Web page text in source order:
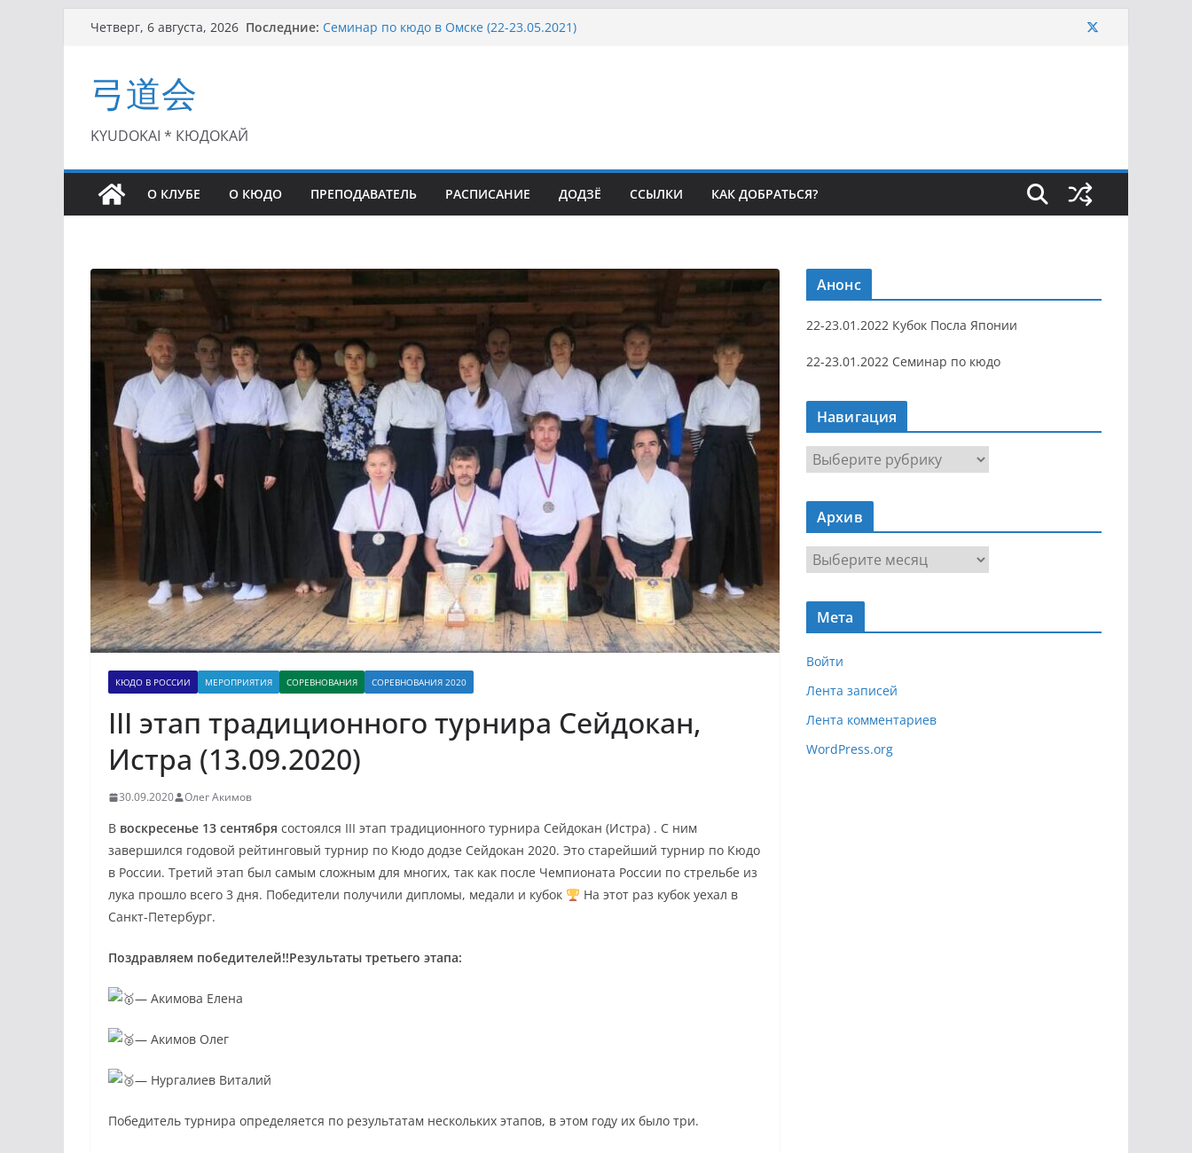
Перейти
Четверг, 6 августа, 2026 Последние: Семинар по кюдо в Омске (22-23.05.2021)
弓道会
KYUDOKAI * КЮДОКАЙ
О КЛУБЕ О КЮДО ПРЕПОДАВАТЕЛЬ РАСПИСАНИЕ ДОДЗЁ ССЫЛКИ КАК ДОБРАТЬСЯ?
КЮДО В РОССИИ МЕРОПРИЯТИЯ СОРЕВНОВАНИЯ СОРЕВНОВАНИЯ 2020
III этап традиционного турнира Сейдокан,
Истра (13.09.2020)
30.09.2020 Олег Акимов
В воскресенье 13 сентября состоялся III этап традиционного турнира Сейдокан (Истра) . С ним
завершился годовой рейтинговый турнир по Кюдо додзе Сейдокан 2020. Это старейший турнир по Кюдо
в России. Третий этап был самым сложным для многих, так как после Чемпионата России по стрельбе из
лука прошло всего 3 дня. Победители получили дипломы, медали и кубок
На этот раз кубок уехал в
Санкт-Петербург.
Поздравляем победителей!!Результаты третьего этапа:
— Акимова Елена
— Акимов Олег
— Нургалиев Виталий
Победитель турнира определяется по результатам нескольких этапов, в этом году их было три.
Анонс
22-23.01.2022 Кубок Посла Японии
22-23.01.2022 Семинар по кюдо
Навигация
Н
а
в
г
я
Архив
р
х
Мета
Войти
Лента записей
Лента комментариев
WordPress.org